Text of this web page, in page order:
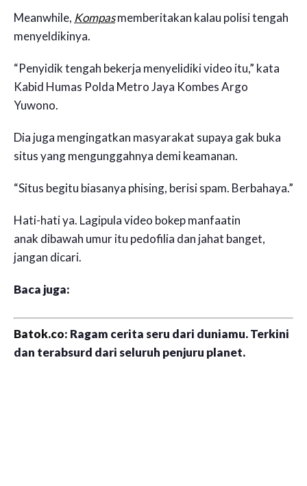
Meanwhile, Kompasmemberitakan kalau polisi tengah
menyeldikinya.
“Penyidik tengah bekerja menyelidiki video itu,” kata
Kabid Humas Polda Metro Jaya Kombes Argo
Yuwono.
Dia juga mengingatkan masyarakat supaya gak buka
situs yang mengunggahnya demi keamanan.
“Situs begitu biasanya phising, berisi spam. Berbahaya.”
Hati-hati ya. Lagipula video bokep manfaatin
anak dibawah umur itu pedofilia dan jahat banget,
jangan dicari.
Baca juga:
Batok.co: Ragam cerita seru dari duniamu. Terkini
dan terabsurd dari seluruh penjuru planet.